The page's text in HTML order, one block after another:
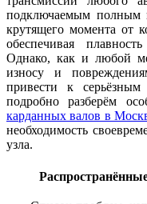
подключаемым полным
крутящего момента от
обеспечивая
Однако, как и любой
износу и
привести к
подробно разберём
карданных валов в
необходимость
узла.